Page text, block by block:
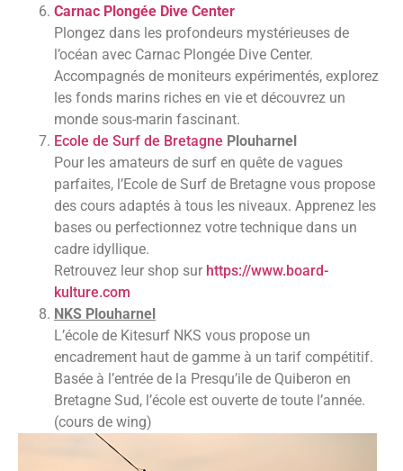
Carnac Plongée Dive Center
Plongez dans les profondeurs mystérieuses de
l’océan avec Carnac Plongée Dive Center.
Accompagnés de moniteurs expérimentés, explorez
les fonds marins riches en vie et découvrez un
monde sous-marin fascinant.
Ecole de Surf de Bretagne Plouharnel
Pour les amateurs de surf en quête de vagues
parfaites, l’Ecole de Surf de Bretagne vous propose
des cours adaptés à tous les niveaux. Apprenez les
bases ou perfectionnez votre technique dans un
cadre idyllique.
Retrouvez leur shop sur https://www.board-
kulture.com
NKS Plouharnel
L’école de Kitesurf NKS vous propose un
encadrement haut de gamme à un tarif compétitif.
Basée à l’entrée de la Presqu’ile de Quiberon en
Bretagne Sud, l’école est ouverte de toute l’année.
(cours de wing)